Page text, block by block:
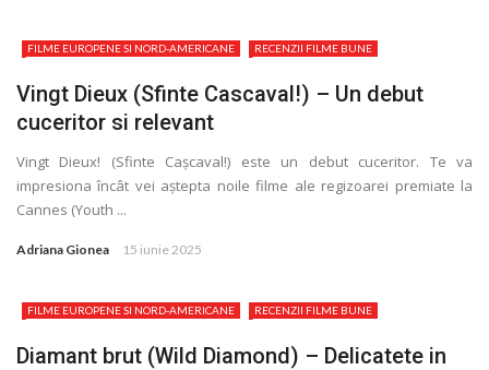
FILME EUROPENE SI NORD-AMERICANE RECENZII FILME BUNE
Vingt Dieux (Sfinte Cascaval!) – Un debut
cuceritor si relevant
Vingt Dieux! (Sfinte Cașcaval!) este un debut cuceritor. Te va
impresiona încât vei aștepta noile filme ale regizoarei premiate la
Cannes (Youth ...
Adriana Gionea 15 iunie 2025
FILME EUROPENE SI NORD-AMERICANE RECENZII FILME BUNE
Diamant brut (Wild Diamond) – Delicatete in